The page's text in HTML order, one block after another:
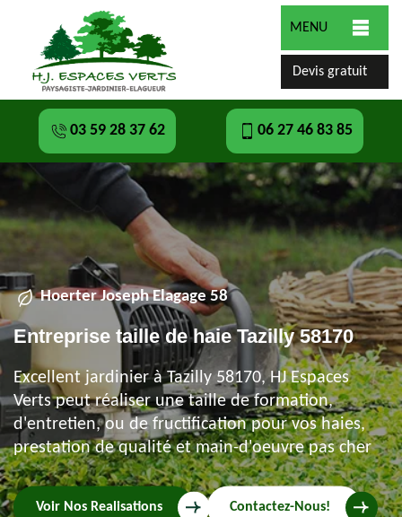
MENU
Devis gratuit
03 59 28 37 62 06 27 46 83 85
Hoerter Joseph Elagage 58
Entreprise taille de haie Tazilly 58170
Excellent jardinier à Tazilly 58170, HJ Espaces
Verts peut réaliser une taille de formation,
d'entretien, ou de fructification pour vos haies,
prestation de qualité et main-d'oeuvre pas cher
Voir Nos Realisations Contactez-Nous!